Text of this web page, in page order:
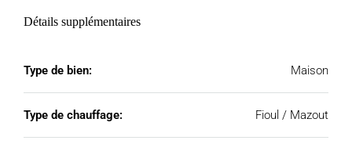
Détails supplémentaires
Type de bien: Maison
Type de chauffage: Fioul / Mazout